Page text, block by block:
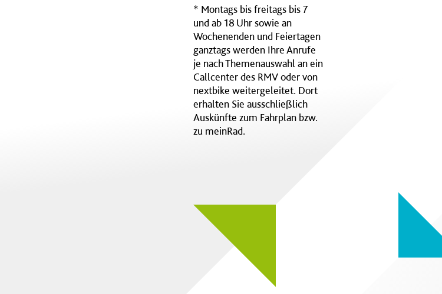
* Montags bis freitags bis 7
und ab 18 Uhr sowie an
Wochenenden und Feiertagen
ganztags werden Ihre Anrufe
je nach Themenauswahl an ein
Callcenter des RMV oder von
nextbike weitergeleitet. Dort
erhalten Sie ausschließlich
Auskünfte zum Fahrplan bzw.
zu meinRad.